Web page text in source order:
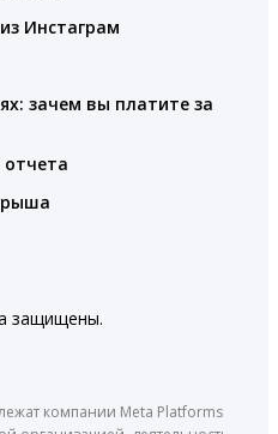
Инстаграм
зачем вы платите за
защищены.
компании Meta Platforms